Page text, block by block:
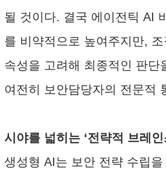
될 것이다. 결국 에이전틱 AI
를 비약적으로 높여주지만,
속성을 고려해 최종적인 판단
여전히 보안담당자의 전문적
시야를 넓히는 ‘전략적 브레인
생성형 AI는 보안 전략 수립